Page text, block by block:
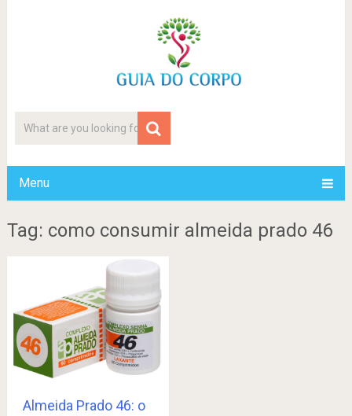
Menu
Tag: como consumir almeida prado 46
Almeida Prado 46: o